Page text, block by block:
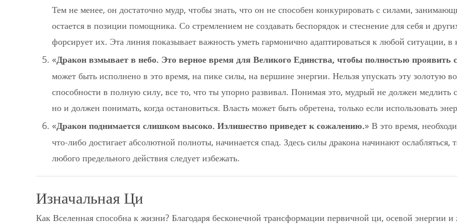
Тем не менее, он достаточно мудр, чтобы знать, что он не способен конкурировать с силами,
остается в позиции помощника. Со стремлением не создавать беспорядок и стеснение для себя и
форсирует их. Эта линия показывает важность уметь гармонично адаптироваться к любой ситуации, в
«Дракон взмывает в небо. Это верное время для Великого Единства, чтобы полностью проявить
может быть исполнено в это время, на пике силы, на вершине энергии. Нельзя упускать эту золотую
способности в полную силу, все то, что ты упорно развивал. Понимая это, мудрый не должен медлить
но и должен понимать, когда остановиться. Власть может быть обретена, только если использовать
«Дракон поднимается слишком высоко. Излишество приведет к сожалению.» В это время,
что-либо достигает абсолютной полноты, начинается спад. Здесь силы дракона начинают
любого предельного действия следует избежать.
Изначальная Ци
Как Вселенная способна к жизни? Благодаря бесконечной трансформации первичной ци, осевой энергии